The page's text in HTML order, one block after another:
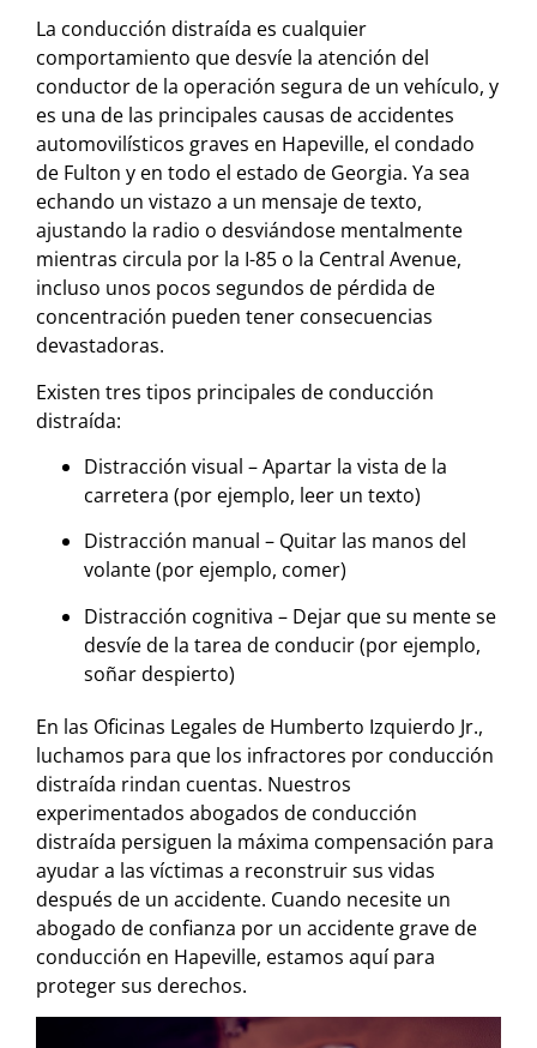
La conducción distraída es cualquier
comportamiento que desvíe la atención del
conductor de la operación segura de un vehículo, y
es una de las principales causas de accidentes
automovilísticos graves en Hapeville, el condado
de Fulton y en todo el estado de Georgia. Ya sea
echando un vistazo a un mensaje de texto,
ajustando la radio o desviándose mentalmente
mientras circula por la I-85 o la Central Avenue,
incluso unos pocos segundos de pérdida de
concentración pueden tener consecuencias
devastadoras.
Existen tres tipos principales de conducción
distraída:
Distracción visual – Apartar la vista de la
carretera (por ejemplo, leer un texto)
Distracción manual – Quitar las manos del
volante (por ejemplo, comer)
Distracción cognitiva – Dejar que su mente se
desvíe de la tarea de conducir (por ejemplo,
soñar despierto)
En las Oficinas Legales de Humberto Izquierdo Jr.,
luchamos para que los infractores por conducción
distraída rindan cuentas. Nuestros
experimentados abogados de conducción
distraída persiguen la máxima compensación para
ayudar a las víctimas a reconstruir sus vidas
después de un accidente. Cuando necesite un
abogado de confianza por un accidente grave de
conducción en Hapeville, estamos aquí para
proteger sus derechos.